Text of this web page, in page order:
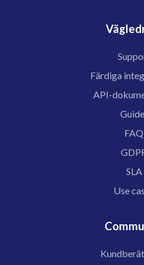
Färdiga
API-
FAQ
SLA
Use